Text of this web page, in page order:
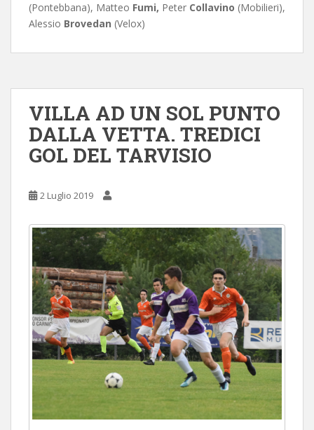
(Pontebbana), Matteo Fumi, Peter Collavino (Mobilieri),
Alessio Brovedan (Velox)
VILLA AD UN SOL PUNTO
DALLA VETTA. TREDICI
GOL DEL TARVISIO
2 Luglio 2019